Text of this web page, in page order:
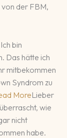
der FBM,
bin
Das hätte ich
mitbekommen
Syndrom zu
MoreLieber
wie
nicht
habe.